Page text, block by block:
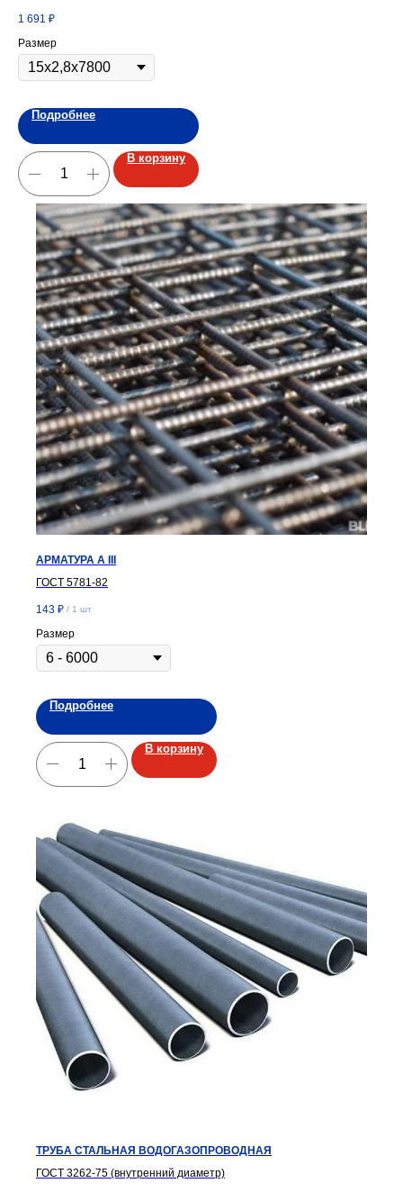
1 691 ₽
Размер
Подробнее
В корзину
АРМАТУРА A III
ГОСТ 5781-82
143 ₽ / 1 шт
Размер
Подробнее
В корзину
ТРУБА СТАЛЬНАЯ ВОДОГАЗОПРОВОДНАЯ
ГОСТ 3262-75 (внутренний диаметр)